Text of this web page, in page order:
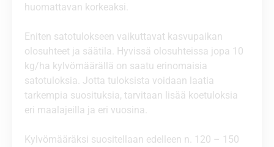
huomattavan korkeaksi.
Eniten satotulokseen vaikuttavat kasvupaikan
olosuhteet ja säätila. Hyvissä olosuhteissa jopa 10
kg/ha kylvömäärällä on saatu erinomaisia
satotuloksia. Jotta tuloksista voidaan laatia
tarkempia suosituksia, tarvitaan lisää koetuloksia
eri maalajeilla ja eri vuosina.
Kylvömääräksi suositellaan edelleen n. 120 – 150